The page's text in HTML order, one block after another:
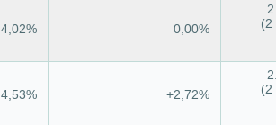
4,02% 0,00%
(2
4,53% +2,72%
(2